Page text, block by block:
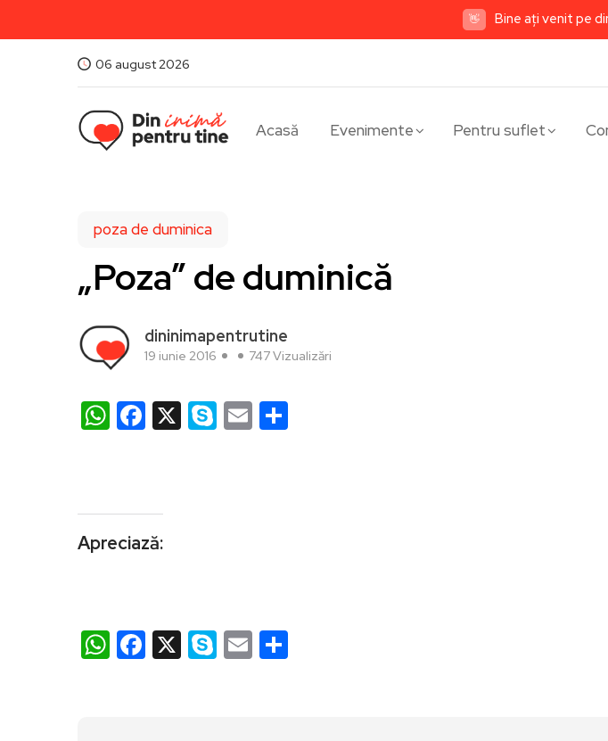
👋 Bine ați venit pe
06 august 2026
Acasă Evenimente Pentru suflet
poza de duminica
„Poza” de duminică
dininimapentrutine
19 iunie 2016 747 Vizualizări
WhatsApp
Facebook
X Skype
Email
Apreciază:
WhatsApp
Facebook
X Skype
Email